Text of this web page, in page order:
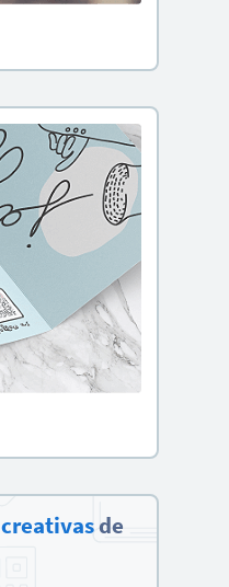
creativasde